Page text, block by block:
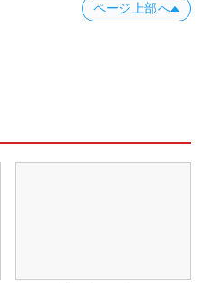
ページ上部へ